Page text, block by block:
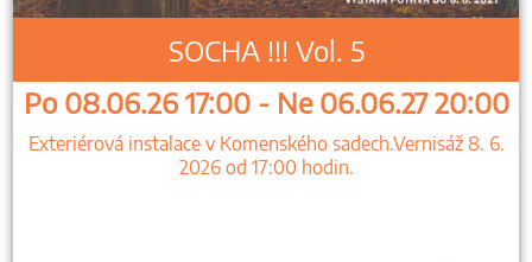
SOCHA !!! Vol. 5
Po 08.06.26 17:00 - Ne 06.06.27 20:00
Exteriérová instalace v Komenského sadech.Vernisáž 8. 6.
2026 od 17:00 hodin.